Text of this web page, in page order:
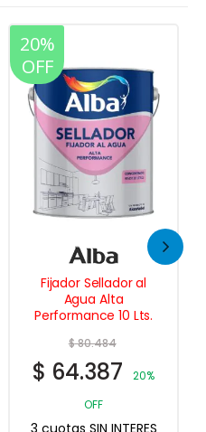
20%
OFF
Cielos Rasos Pintura
Latex Antihongo 20
Lts.
$162.367
$129.894
20%
OFF
3 cuotas SIN INTERES